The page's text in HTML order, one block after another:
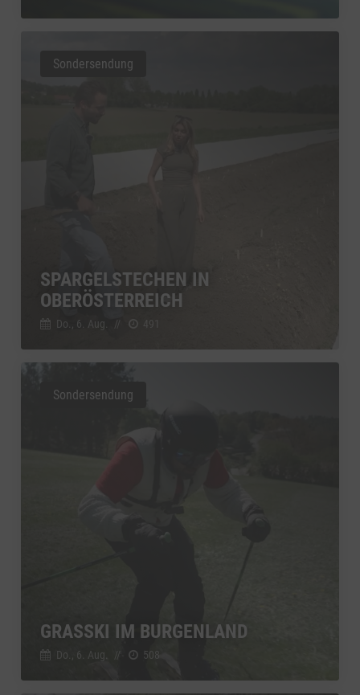
SPARGELSTECHEN IN
OBERÖSTERREICH
Do., 6. Aug. // 491
Sondersendung
GRASSKI IM BURGENLAND
Do., 6. Aug. // 508
Sondersendung